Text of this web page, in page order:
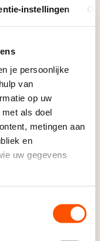
instellingen
je persoonlijke
van
op uw
als doel
metingen aan
en
uw gegevens
locatie,